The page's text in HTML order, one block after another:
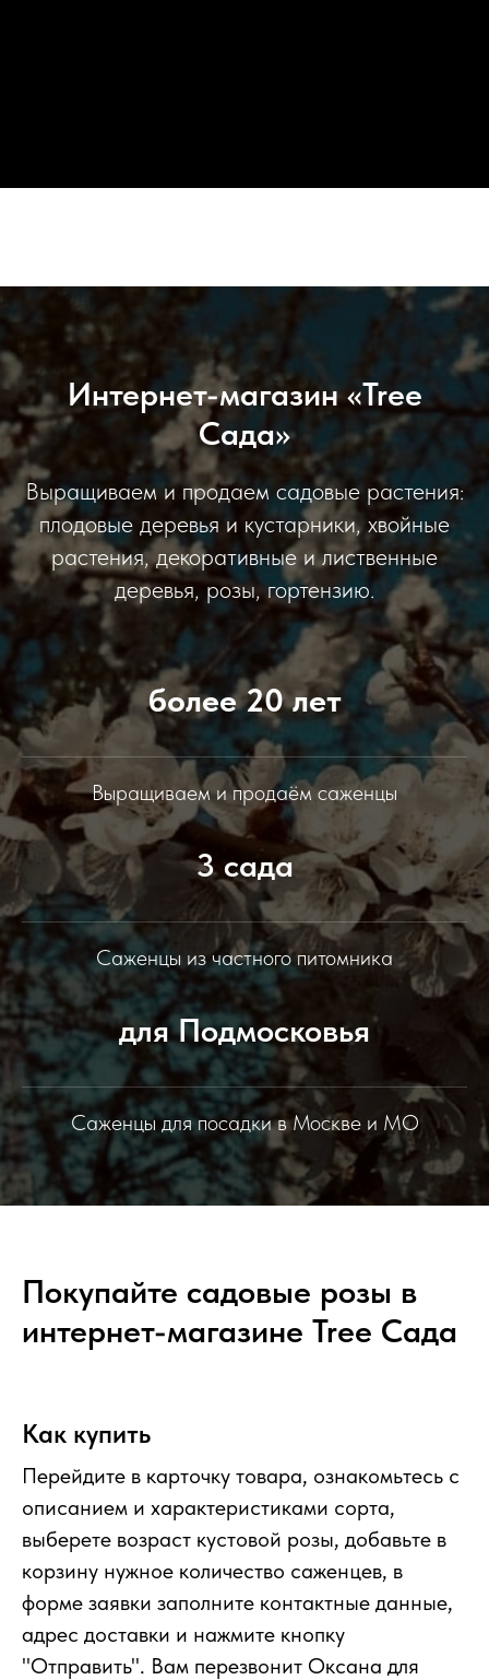
Интернет-магазин «Tree
Сада»
Выращиваем и продаем садовые растения:
плодовые деревья и кустарники, хвойные
растения, декоративные и лиственные
деревья, розы, гортензию.
более 20 лет
Выращиваем и продаём саженцы
3 сада
Саженцы из частного питомника
для Подмосковья
Саженцы для посадки в Москве и МО
Покупайте садовые розы в
интернет-магазине Tree Сада
Как купить
Перейдите в карточку товара, ознакомьтесь с
описанием и характеристиками сорта,
выберете возраст кустовой розы, добавьте в
корзину нужное количество саженцев, в
форме заявки заполните контактные данные,
адрес доставки и нажмите кнопку
"Отправить". Вам перезвонит Оксана для